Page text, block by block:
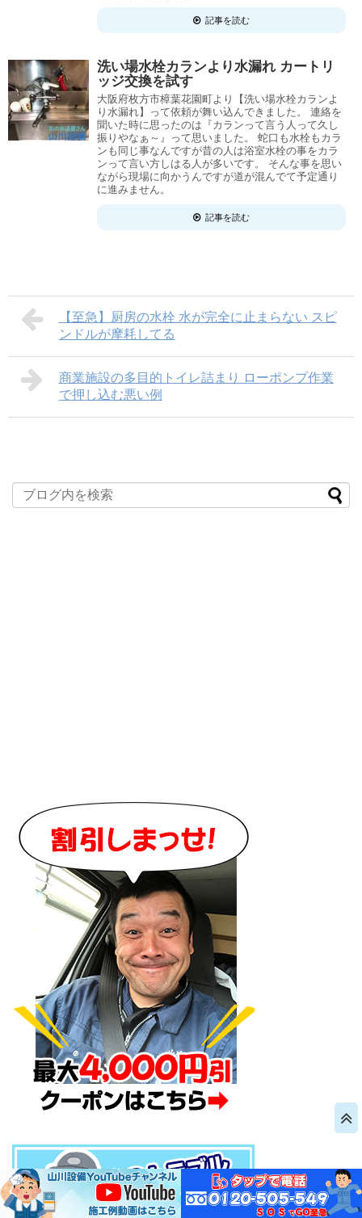
記事を読む
洗い場水栓カランより水漏れ カートリ
ッジ交換を試す
大阪府枚方市樟葉花園町より【洗い場水栓カランよ
り水漏れ】って依頼が舞い込んできました。 連絡を
聞いた時に思ったのは『カランって言う人って久し
振りやなぁ～』って思いました。 蛇口も水栓もカラ
ンも同じ事なんですが昔の人は浴室水栓の事をカラ
ンって言い方しはる人が多いです。 そんな事を思い
ながら現場に向かうんですが道が混んでて予定通り
に進みません。
記事を読む
【至急】厨房の水栓 水が完全に止まらない スピ
ンドルが摩耗してる
商業施設の多目的トイレ詰まり ローポンプ作業
で押し込む悪い例